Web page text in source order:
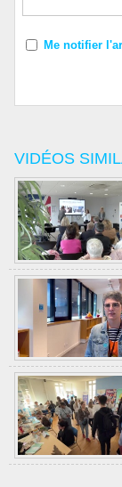
VIDÉOS
Me notifier